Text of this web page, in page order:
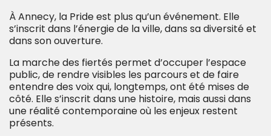
À Annecy, la Pride est plus qu’un événement. Elle
s’inscrit dans l’énergie de la ville, dans sa diversité et
dans son ouverture.
La marche des fiertés permet d’occuper l’espace
public, de rendre visibles les parcours et de faire
entendre des voix qui, longtemps, ont été mises de
côté. Elle s’inscrit dans une histoire, mais aussi dans
une réalité contemporaine où les enjeux restent
présents.